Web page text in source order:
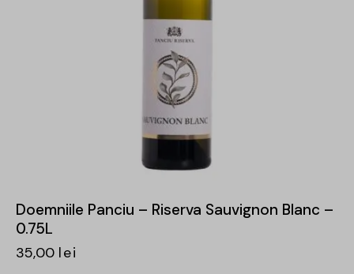
Doemniile Panciu – Riserva Sauvignon Blanc –
0.75L
35,00 lei